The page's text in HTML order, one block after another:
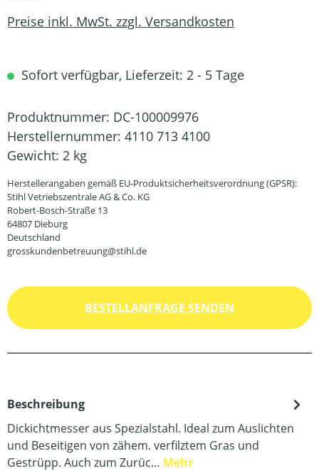
Preise inkl. MwSt. zzgl. Versandkosten
Sofort verfügbar, Lieferzeit: 2 - 5 Tage
Produktnummer: DC-100009976
Herstellernummer: 4110 713 4100
Gewicht: 2 kg
Herstellerangaben gemäß EU-Produktsicherheitsverordnung (GPSR):
Stihl Vetriebszentrale AG & Co. KG
Robert-Bosch-Straße 13
64807 Dieburg
Deutschland
grosskundenbetreuung@stihl.de
BESTELLANFRAGE SENDEN
Beschreibung
Dickichtmesser aus Spezialstahl. Ideal zum Auslichten
und Beseitigen von zähem. verfilztem Gras und
Gestrüpp. Auch zum Zurüc… Mehr